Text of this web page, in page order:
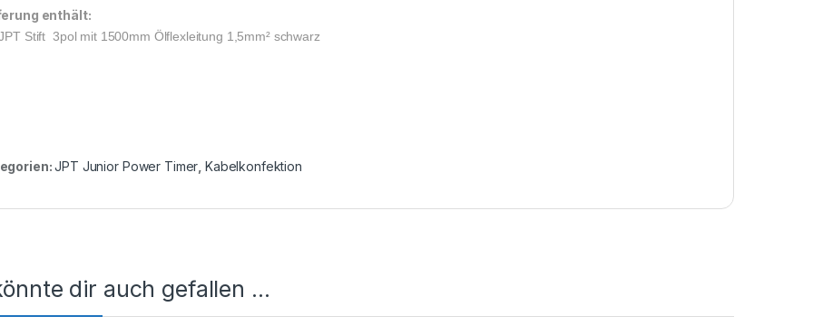
enthält:
Stift 3pol mit 1500mm Ölflexleitung 1,5mm² schwarz
JPT Junior Power Timer, Kabelkonfektion
dir auch gefallen …